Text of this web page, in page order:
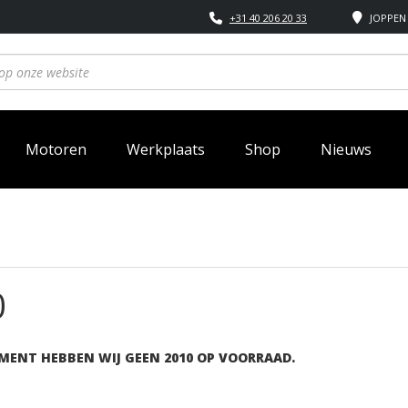
+31 40 206 20 33
Motoren Werkplaats Shop Nieuws
HEBBEN WIJ GEEN 2010 OP VOORRAAD.